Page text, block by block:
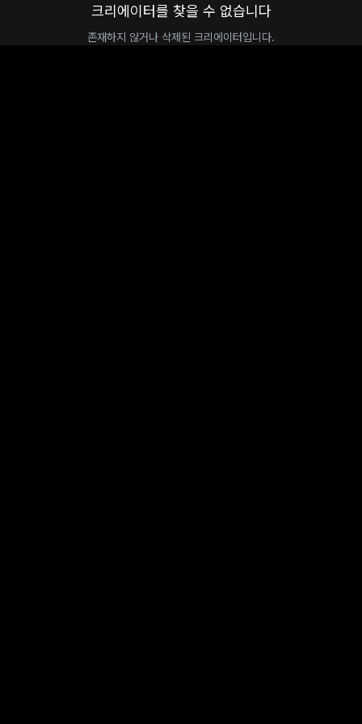
크리에이터를 찾을 수 없습니다
존재하지 않거나 삭제된 크리에이터입니다.